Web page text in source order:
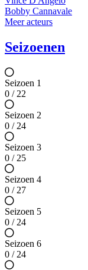
Bobby Cannavale
Meer acteurs
Seizoenen
Seizoen 1
0 / 22
Seizoen 2
0 / 24
Seizoen 3
0 / 25
Seizoen 4
0 / 27
Seizoen 5
0 / 24
Seizoen 6
0 / 24